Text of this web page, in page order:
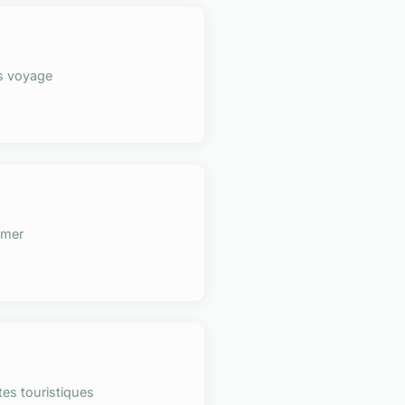
voyage
touristiques